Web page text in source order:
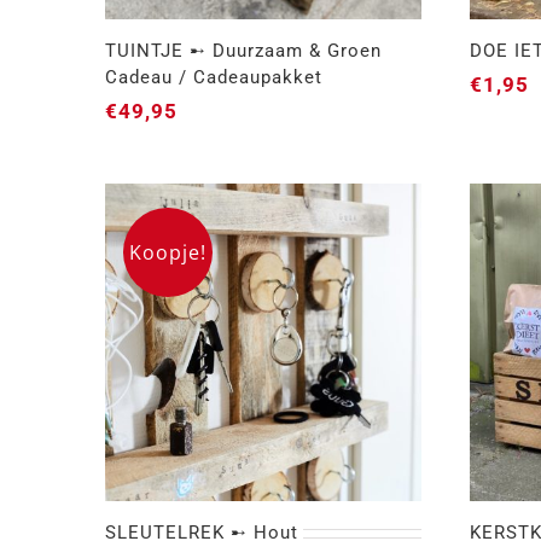
Groen Cadeau /
Cadeaupakket
TUINTJE ➸ Duurzaam & Groen
Cadeau / Cadeaupakket
€49,95
DOE
€1,95
Koopje!
SLEUTELREK ➸ Hout